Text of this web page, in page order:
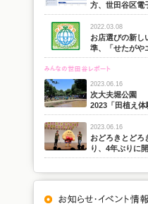
方、世田谷区電
2022.03.08
お店選びの新し
準、「せたがや
2023.06.16
次大夫堀公園
2023「田植え体
2023.06.16
おどろきとどろ
り、4年ぶりに